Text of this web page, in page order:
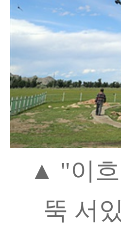
▲ "이
뚝 서